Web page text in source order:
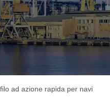
ad azione rapida per navi